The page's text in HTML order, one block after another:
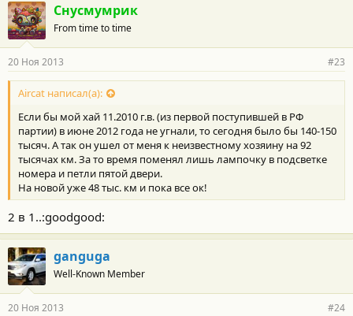
Снусмумрик
From time to time
20 Ноя 2013 #23
Aircat написал(а):
Если бы мой хай 11.2010 г.в. (из первой поступившей в РФ
партии) в июне 2012 года не угнали, то сегодня было бы 140-150
тысяч. А так он ушел от меня к неизвестному хозяину на 92
тысячах км. За то время поменял лишь лампочку в подсветке
номера и петли пятой двери.
На новой уже 48 тыс. км и пока все ок!
2 в 1..:goodgood:
ganguga
Well-Known Member
20 Ноя 2013 #24